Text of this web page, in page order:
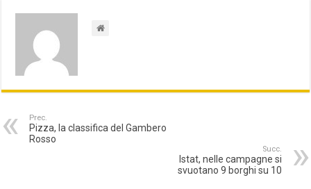
Prec.
Pizza, la classifica del Gambero
Rosso
Succ.
Istat, nelle campagne si
svuotano 9 borghi su 10